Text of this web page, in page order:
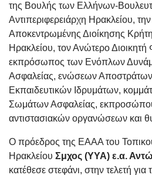
της Βουλής των Ελλήνων-
Αντιπεριφερειάρχη Ηρακλείου,
Αποκεντρωμένης Διοίκησης
Ηρακλείου, τον Ανώτερο
εκπρόσωπος των Ενόπλων
Ασφαλείας, ενώσεων
Εκπαιδευτικών Ιδρυμάτων,
Σωμάτων Ασφαλείας,
αντιστασιακών οργανώσεων και
Ο πρόεδρος της ΕΑΑΑ του
Ηρακλείου Σμχος (ΥΥΑ) ε.α.
κατέθεσε στεφάνι, στην τελετή για